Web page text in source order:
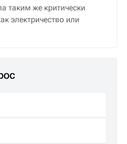
таким же критически
электричество или